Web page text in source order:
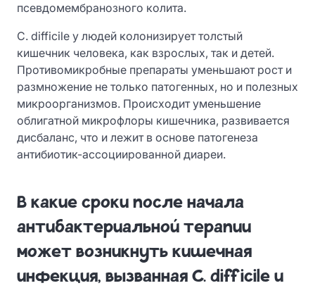
псевдомембранозного колита.
C. difficile у людей колонизирует толстый
кишечник человека, как взрослых, так и детей.
Противомикробные препараты уменьшают рост и
размножение не только патогенных, но и полезных
микроорганизмов. Происходит уменьшение
облигатной микрофлоры кишечника, развивается
дисбаланс, что и лежит в основе патогенеза
антибиотик-ассоциированной диареи.
В какие сроки после начала
антибактериальной терапии
может возникнуть кишечная
инфекция, вызванная C. difficile и